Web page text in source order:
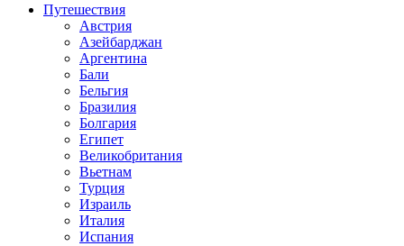
Путешествия
Австрия
Азейбарджан
Аргентина
Бали
Бельгия
Бразилия
Болгария
Египет
Великобритания
Вьетнам
Турция
Израиль
Италия
Испания